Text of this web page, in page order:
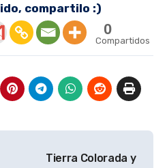
compartilo :)
0
Compartidos
Tierra Colorada y